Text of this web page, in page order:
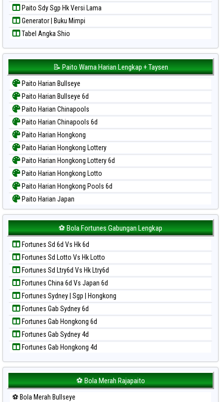
Paito Sdy Sgp Hk Versi Lama
Generator | Buku Mimpi
Tabel Angka Shio
📝 Paito Warna Harian Lengkap + Taysen
Paito Harian Bullseye
Paito Harian Bullseye 6d
Paito Harian Chinapools
Paito Harian Chinapools 6d
Paito Harian Hongkong
Paito Harian Hongkong Lottery
Paito Harian Hongkong Lottery 6d
Paito Harian Hongkong Lotto
Paito Harian Hongkong Pools 6d
Paito Harian Japan
Paito Harian Japan 6d
Paito Harian Korea
Paito Harian Kuda Lari
Paito Harian Magnum Cambodia
Paito Harian Nagoya
Paito Harian New York Midday
Paito Harian North Carolina Day
Paito Harian Pcso
Paito Harian Pennsylvania Day
Paito Harian Sao Paulo
Paito Harian Singapore
Paito Harian Sydney
Paito Harian Sydney Lottery
Paito Harian Sydney Lottery 6d
Paito Harian Sydney Lotto
⚽ Bola Fortunes Gabungan Lengkap
Fortunes Sd 6d Vs Hk 6d
Fortunes Sd Lotto Vs Hk Lotto
Fortunes Sd Ltry6d Vs Hk Ltry6d
Fortunes China 6d Vs Japan 6d
Fortunes Sydney | Sgp | Hongkong
Fortunes Gab Sydney 6d
Fortunes Gab Hongkong 6d
Fortunes Gab Sydney 4d
Fortunes Gab Hongkong 4d
⚽ Bola Merah Rajapaito
⚽ Bola Merah Bullseye